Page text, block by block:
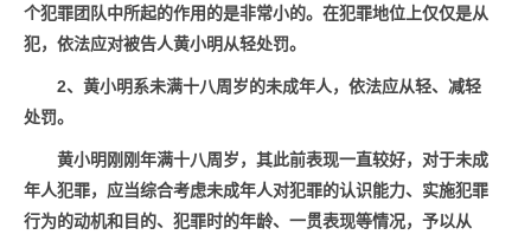
个犯罪团队中所起的作用的是非常小的。 在犯罪地位上仅仅是从
犯， 依法应对被告人黄小明从轻处罚。
2、 黄小明系未满十八周岁的未成年人， 依法应从轻、减轻
处罚。
黄小明 刚刚年满十八周岁，其此前表现一直较好，对于未成
年人犯罪，应当综合考虑未成年人对犯罪的认识能力、实施犯罪
行为的动机和目的、犯罪时的年龄、一贯表现等情况，予以从